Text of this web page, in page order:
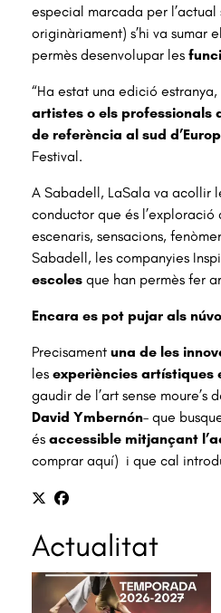
especial marcada per
originàriament) s’hi va sumar
permès desenvolupar les
“Ha estat una edició
artistes o els professionals
de referència al sud
Festival.
A Sabadell, LaSala va acollir
conductor que és
escenaris, sensacions,
Sabadell, les companyies
escoles que han permès fer
Encara es pot pujar als
Precisament una de les
les experiències artístiques
gaudir de l’art sense
David Ymbernón– que
és accessible mitjançant
comprar aquí) i que cal
Actualitat